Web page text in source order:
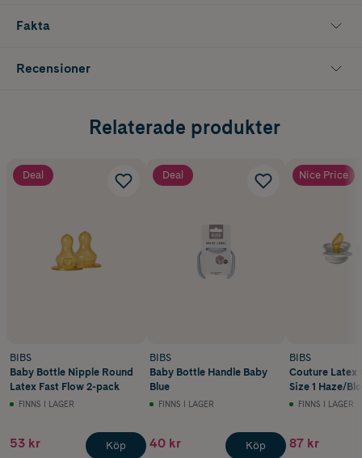
Fakta
Recensioner
Relaterade produkter
Deal
BIBS
Baby Bottle Nipple Round
Latex Fast Flow 2-pack
FINNS I LAGER
53 kr Köp
Deal
BIBS
Baby Bottle Handle Baby
Blue
FINNS I LAGER
40 kr Köp
Nice Price
BIBS
Couture Latex
Size 1 Haze/
FINNS I LAGER
87 kr